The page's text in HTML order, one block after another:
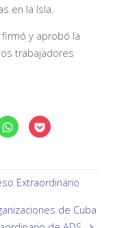
en la Isla.
y aprobó la
trabajadores
H
a
p
a
a
c
o
H
a
p
a
a
c
o
Extraordinario
de Cuba